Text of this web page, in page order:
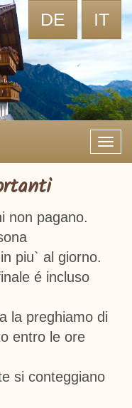
DE IT
non pagano.
piu` al giorno.
é incluso
la preghiamo di
entro le ore
si conteggiano